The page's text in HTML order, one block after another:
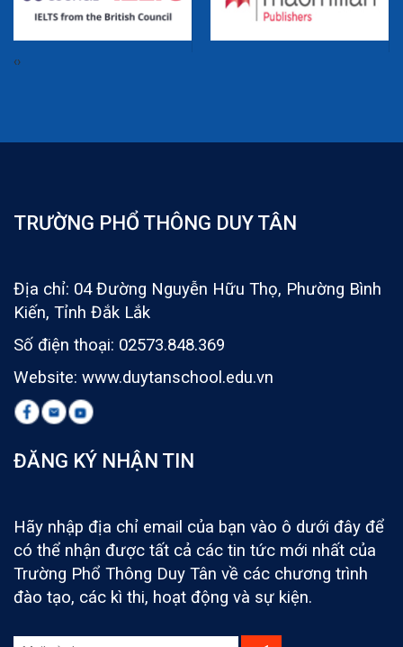
‹›
TRƯỜNG PHỔ THÔNG DUY TÂN
Địa chỉ: 04 Đường Nguyễn Hữu Thọ, Phường Bình
Kiến, Tỉnh Đắk Lắk
Số điện thoại: 02573.848.369
Website: www.duytanschool.edu.vn
ĐĂNG KÝ NHẬN TIN
Hãy nhập địa chỉ email của bạn vào ô dưới đây để
có thể nhận được tất cả các tin tức mới nhất của
Trường Phổ Thông Duy Tân về các chương trình
đào tạo, các kì thi, hoạt động và sự kiện.